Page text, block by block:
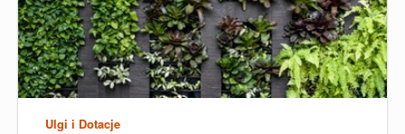
Ulgi i Dotacje